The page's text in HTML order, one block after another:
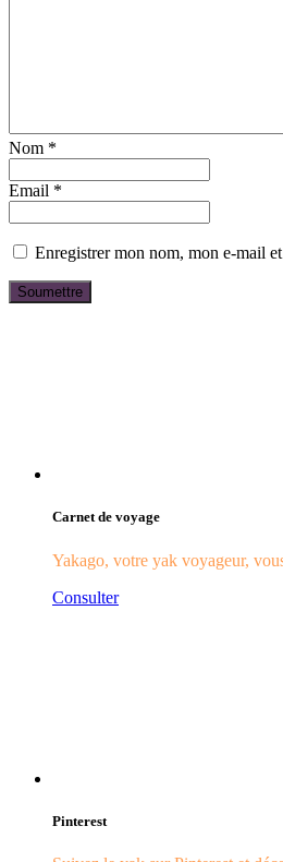
Nom *
Email *
Enregistrer mon nom, mon e-mail
Carnet de voyage
Yakago, votre yak voyageur,
Consulter
Pinterest